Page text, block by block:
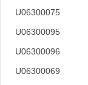
U06300075
U06300095
U06300096
U06300069